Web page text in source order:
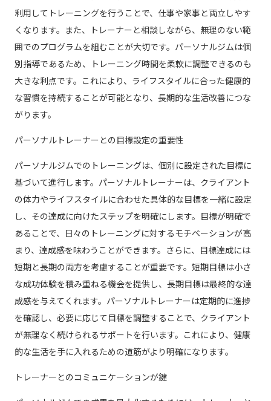
利用してトレーニングを行うことで、仕事や家事と両立しやす
くなります。また、トレーナーと相談しながら、無理のない範
囲でのプログラムを組むことが大切です。パーソナルジムは個
別指導であるため、トレーニング時間を柔軟に調整できるのも
大きな利点です。これにより、ライフスタイルに合った健康的
な習慣を持続することが可能となり、長期的な生活改善につな
がります。
パーソナルトレーナーとの目標設定の重要性
パーソナルジムでのトレーニングは、個別に設定された目標に
基づいて進行します。パーソナルトレーナーは、クライアント
の体力やライフスタイルに合わせた具体的な目標を一緒に設定
し、その達成に向けたステップを明確にします。目標が明確で
あることで、日々のトレーニングに対するモチベーションが高
まり、達成感を味わうことができます。さらに、目標達成には
短期と長期の両方を考慮することが重要です。短期目標は小さ
な成功体験を積み重ねる機会を提供し、長期目標は最終的な達
成感を与えてくれます。パーソナルトレーナーは定期的に進捗
を確認し、必要に応じて目標を調整することで、クライアント
が無理なく続けられるサポートを行います。これにより、健康
的な生活を手に入れるための道筋がより明確になります。
トレーナーとのコミュニケーションが鍵